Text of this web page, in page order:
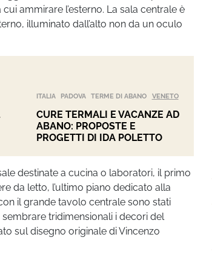
ammirare l’esterno. La sala centrale è
illuminato dall’alto non da un oculo
ITALIA PADOVA TERME DI ABANO VENETO
CURE TERMALI E VACANZE AD
ABANO: PROPOSTE E
PROGETTI DI IDA POLETTO
destinate a cucina o laboratori, il primo
da letto, l’ultimo piano dedicato alla
il grande tavolo centrale sono stati
tridimensionali i decori del
sul disegno originale di Vincenzo